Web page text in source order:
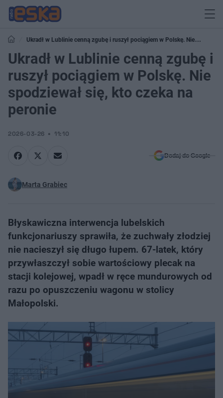
Ukradł w Lublinie cenną zgubę i ruszył pociągiem w Polskę. Nie
spodziewał się, kto czeka na peronie
Ukradł w Lublinie cenną zgubę i
ruszył pociągiem w Polskę. Nie
spodziewał się, kto czeka na
peronie
2026-03-26 11:10
Dodaj do Google
Marta Grabiec
Błyskawiczna interwencja lubelskich
funkcjonariuszy sprawiła, że zuchwały złodziej
nie nacieszył się długo łupem. 67-latek, który
przywłaszczył sobie wartościowy plecak na
stacji kolejowej, wpadł w ręce mundurowych od
razu po opuszczeniu wagonu w stolicy
Małopolski.